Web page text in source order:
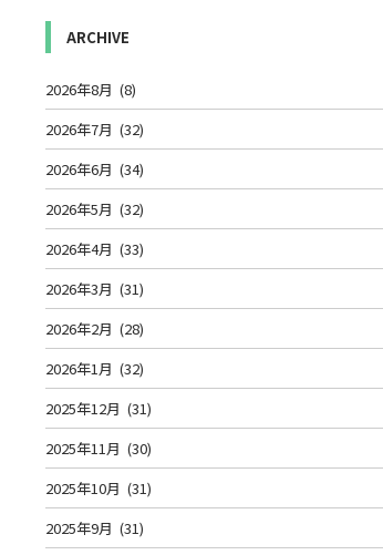
ARCHIVE
2026年8月 (8)
2026年7月 (32)
2026年6月 (34)
2026年5月 (32)
2026年4月 (33)
2026年3月 (31)
2026年2月 (28)
2026年1月 (32)
2025年12月 (31)
2025年11月 (30)
2025年10月 (31)
2025年9月 (31)